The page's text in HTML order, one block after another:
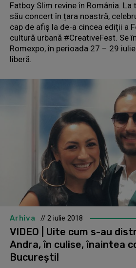
Fatboy Slim revine în România.
său concert în țara noastră,
cap de afiș la de-a cincea ediții a
cultură urbană #CreativeFest. Se
Romexpo, în perioada 27 – 29
liberă.
Arhiva // 2 iulie 2018
VIDEO | Uite cum s-au
Andra, în culise, înaintea
București!